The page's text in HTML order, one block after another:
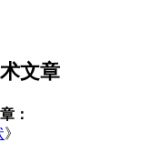
文章
：
》